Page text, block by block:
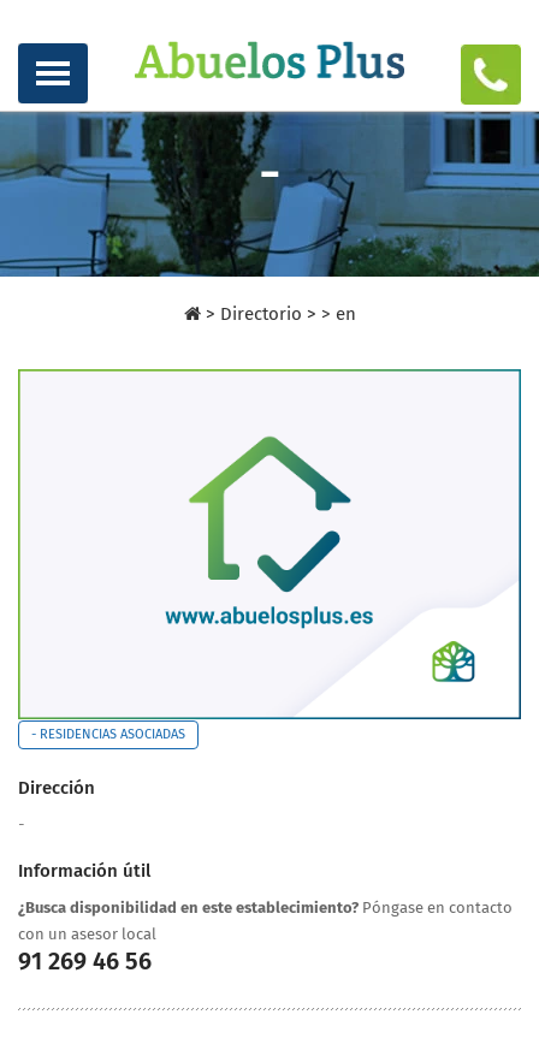
-
> Directorio > > en
- RESIDENCIAS ASOCIADAS
Dirección
-
Información útil
¿Busca disponibilidad en este establecimiento? Póngase en contacto
con un asesor local
91 269 46 56